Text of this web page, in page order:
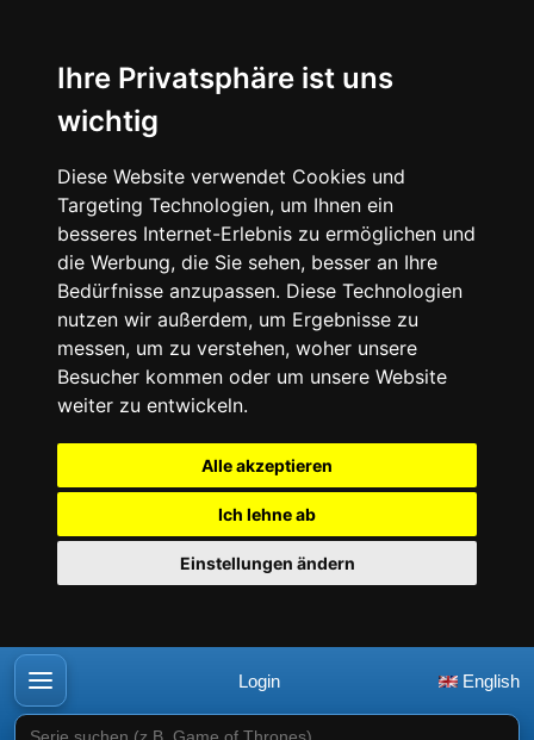
Ihre Privatsphäre ist uns
wichtig
Diese Website verwendet Cookies und
Targeting Technologien, um Ihnen ein
besseres Internet-Erlebnis zu ermöglichen und
die Werbung, die Sie sehen, besser an Ihre
Bedürfnisse anzupassen. Diese Technologien
nutzen wir außerdem, um Ergebnisse zu
messen, um zu verstehen, woher unsere
Besucher kommen oder um unsere Website
weiter zu entwickeln.
Alle akzeptieren
Ich lehne ab
Einstellungen ändern
Login English
Serie suchen (z.B. Game of Thrones)